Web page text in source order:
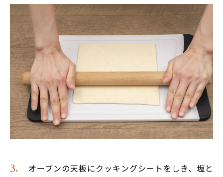
オーブンの天板にクッキングシートをしき、塩と